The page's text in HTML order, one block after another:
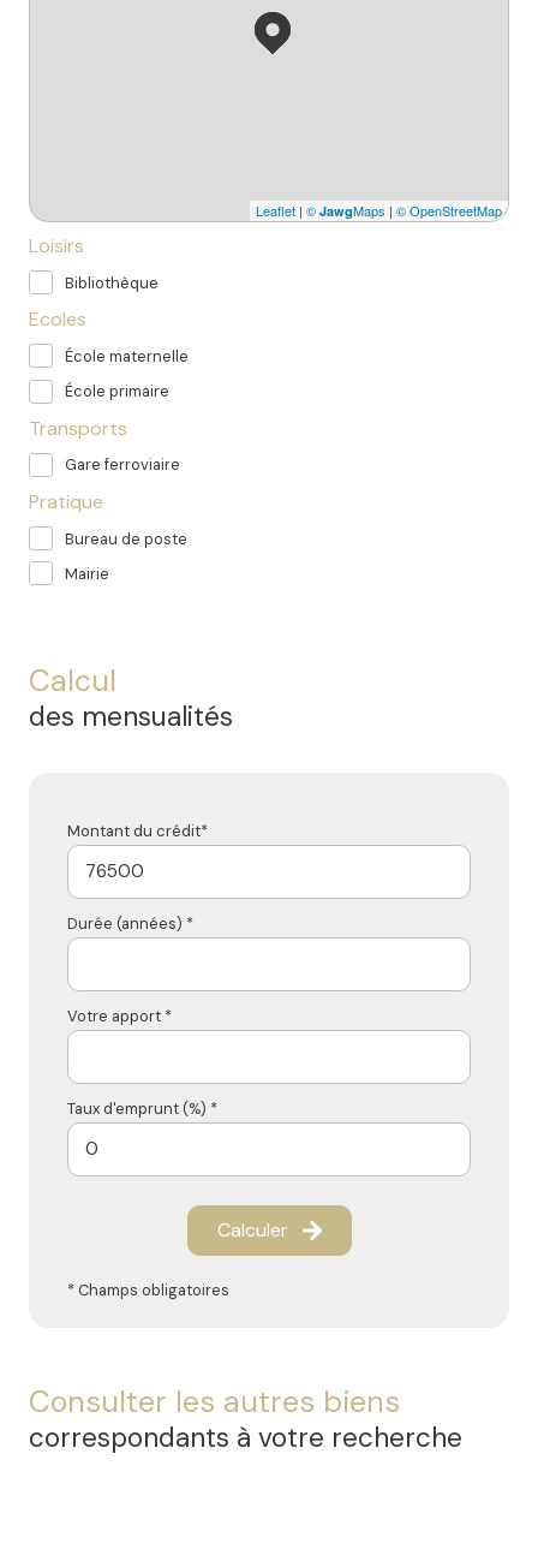
Leaflet | © JawgMaps | © OpenStreetMap
Loisirs
Bibliothèque
Ecoles
École maternelle
École primaire
Transports
Gare ferroviaire
Pratique
Bureau de poste
Mairie
Calcul
des mensualités
Montant du crédit*
Durée (années) *
Votre apport *
Taux d'emprunt (%) *
Calculer
* Champs obligatoires
Consulter les autres biens
correspondants à votre recherche